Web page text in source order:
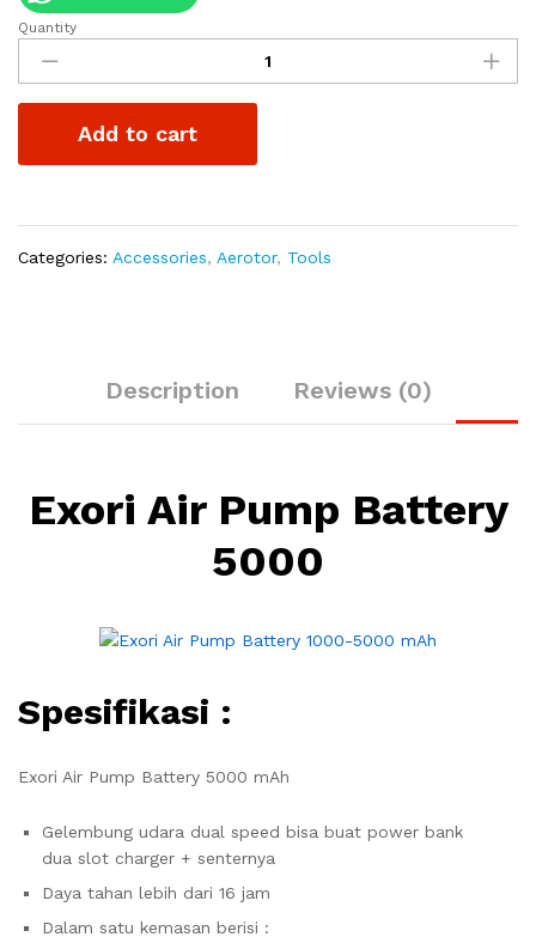
Exori
Pump
Battery
quantity
Quantity
Add to cart
Categories: Accessories, Aerotor, Tools
Description Reviews (0)
Exori Air Pump Battery
5000
Spesifikasi :
Exori Air Pump Battery 5000 mAh
Gelembung udara dual speed bisa buat power bank
dua slot charger + senternya
Daya tahan lebih dari 16 jam
Dalam satu kemasan berisi :